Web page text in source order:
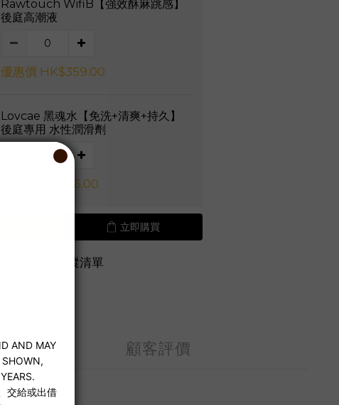
Rawtouch WifiB【強效酥麻跳感】
後庭高潮液
優惠價 HK$359.00
Lovcae 黑魂水【免洗+清爽+持久】
後庭專用 水性潤滑劑
優惠價 HK$66.00
立即購買
加入追蹤清單
顧客評價